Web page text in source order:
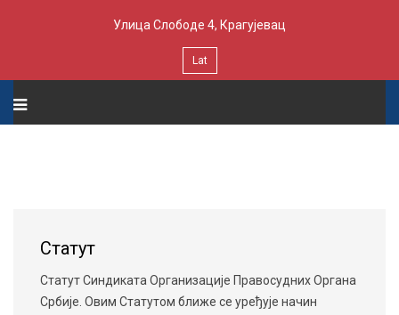
Улица Слободе 4, Крагујевац
Lat
Статут
Статут Синдиката Организације Правосудних Органа
Србије. Овим Статутом ближе се уређује начин